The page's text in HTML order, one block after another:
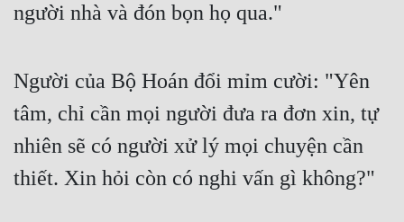
người nhà và đón bọn họ qua."
Người của Bộ Hoán đổi mỉm cười: "Yên
tâm, chỉ cần mọi người đưa ra đơn xin, tự
nhiên sẽ có người xử lý mọi chuyện cần
thiết. Xin hỏi còn có nghi vấn gì không?"